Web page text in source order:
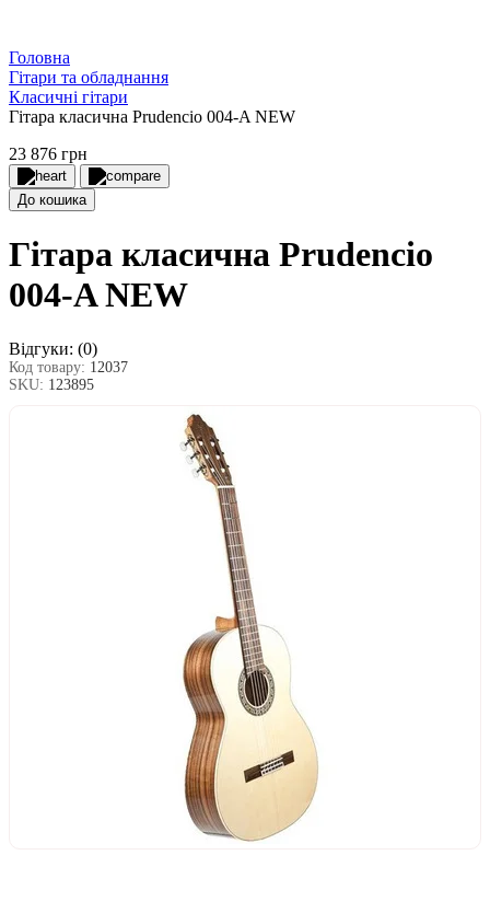
Головна
Гітари та обладнання
Класичні гітари
Гітара класична Prudencio 004-A NEW
23 876 грн
До кошика
Гітара класична Prudencio
004-A NEW
Відгуки: (0)
Код товару: 12037
SKU: 123895